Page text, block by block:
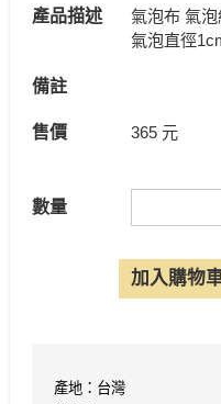
產品描述
氣泡布 氣
氣泡直徑
備註
售價 365 元
數量
產地：台灣